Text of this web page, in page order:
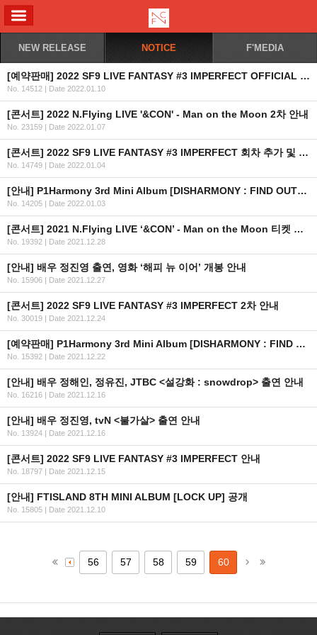
NEW RELEASE NOTICE F'MEDIA
[예약판매] 2022 SF9 LIVE FANTASY #3 IMPERFECT OFFICIAL MD 예약 판매 안내
No. 14512 | Date 2022.01.10
[콘서트] 2022 N.Flying LIVE '&CON' - Man on the Moon 2차 안내
No. 23159 | Date 2022.01.07
[콘서트] 2022 SF9 LIVE FANTASY #3 IMPERFECT 회차 추가 및 1/21 공연 시간 변경 안내
No. 14749 | Date 2022.01.04
[안내] P1Harmony 3rd Mini Album [DISHARMONY : FIND OUT] 공개
No. 14205 | Date 2022.01.03
[콘서트] 2021 N.Flying LIVE ‘&CON’ - Man on the Moon 티켓 재오픈 안내
No. 19392 | Date 2021.12.28
[안내] 배우 정진영 출연, 영화 ‘해피 뉴 이어’ 개봉 안내
No. 15906 | Date 2021.12.27
[콘서트] 2022 SF9 LIVE FANTASY #3 IMPERFECT 2차 안내
No. 30019 | Date 2021.12.24
[예약판매] P1Harmony 3rd Mini Album [DISHARMONY : FIND OUT] 예약 판매 안내 (수정)
No. 15392 | Date 2021.12.22
[안내] 배우 정해인, 정유진, JTBC <설강화 : snowdrop> 출연 안내
No. 16216 | Date 2021.12.16
[안내] 배우 정진영, tvN <불가살> 출연 안내
No. 13924 | Date 2021.12.16
[콘서트] 2022 SF9 LIVE FANTASY #3 IMPERFECT 안내
No. 18797 | Date 2021.12.15
[안내] FTISLAND 8TH MINI ALBUM [LOCK UP] 공개
No. 15805 | Date 2021.12.10
56 57 58 59 60